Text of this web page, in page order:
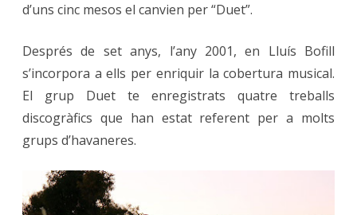
d’uns cinc mesos el canvien per “Duet”.
Després de set anys, l’any 2001, en Lluís Bofill
s’incorpora a ells per enriquir la cobertura musical.
El grup Duet te enregistrats quatre treballs
discogràfics que han estat referent per a molts
grups d’havaneres.